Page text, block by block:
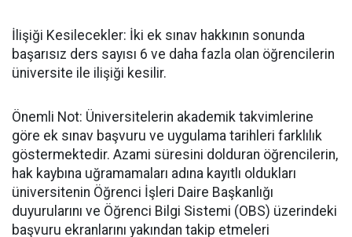
​İlişiği Kesilecekler: İki ek sınav hakkının sonunda
başarısız ders sayısı 6 ve daha fazla olan öğrencilerin
üniversite ile ilişiği kesilir.
​Önemli Not: Üniversitelerin akademik takvimlerine
göre ek sınav başvuru ve uygulama tarihleri farklılık
göstermektedir. Azami süresini dolduran öğrencilerin,
hak kaybına uğramamaları adına kayıtlı oldukları
üniversitenin Öğrenci İşleri Daire Başkanlığı
duyurularını ve Öğrenci Bilgi Sistemi (OBS) üzerindeki
başvuru ekranlarını yakından takip etmeleri